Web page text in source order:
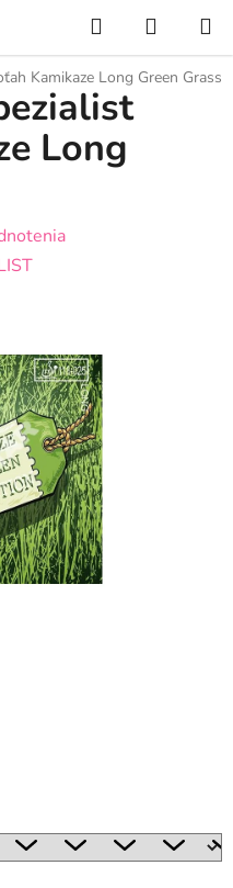
Hľadať
KOŠÍK
Kamikaze Long Green Grass
Long